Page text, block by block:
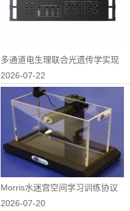
多通道电生理联合光遗传学实现
神经回路因果...
2026-07-22
Morris水迷宫空间学习训练协议
优化
2026-07-20